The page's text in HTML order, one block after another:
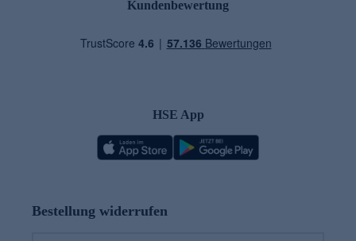
Kundenbewertung
HSE App
Bestellung widerrufen